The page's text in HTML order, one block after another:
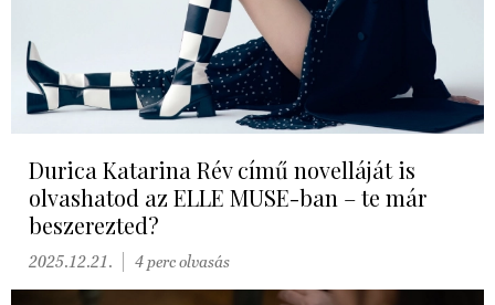
Durica Katarina Rév című novelláját is
olvashatod az ELLE MUSE-ban – te már
beszerezted?
2025.12.21. 4 perc olvasás